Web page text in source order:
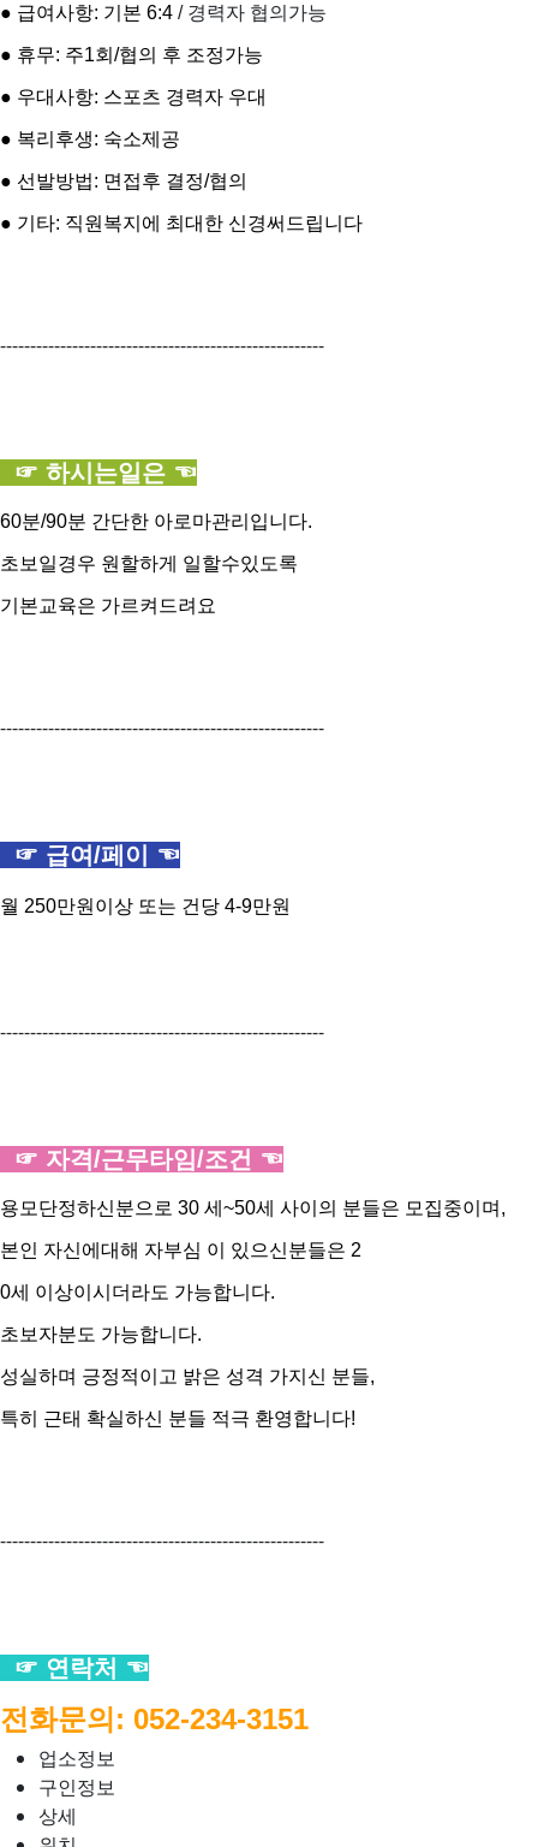
● 급여사항: 기본 6:4 / 경력자 협의가능
● 휴무: 주1회/협의 후 조정가능
● 우대사항: 스포츠 경력자 우대
● 복리후생: 숙소제공
● 선발방법: 면접후 결정/협의
● 기타: 직원복지에 최대한 신경써드립니다
------------------------------------------------------
☞ 하시는일은 ☜
60분/90분 간단한 아로마관리입니다.
초보일경우 원할하게 일할수있도록
기본교육은 가르켜드려요
------------------------------------------------------
☞ 급여/페이 ☜
월 250만원이상 또는 건당 4-9만원
------------------------------------------------------
☞ 자격/근무타임/조건 ☜
용모단정하신분으로 30 세~50세 사이의 분들은 모집중이며,
본인 자신에대해 자부심 이 있으신분들은 2
0세 이상이시더라도 가능합니다.
초보자분도 가능합니다.
성실하며 긍정적이고 밝은 성격 가지신 분들,
특히 근태 확실하신 분들 적극 환영합니다!
------------------------------------------------------
☞ 연락처 ☜
전화문의: 052-234-3151
업소정보
구인정보
상세